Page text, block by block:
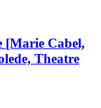
[Marie Cabel,
Theatre